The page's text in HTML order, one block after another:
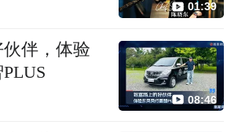
01:39
伴，体验
08:46